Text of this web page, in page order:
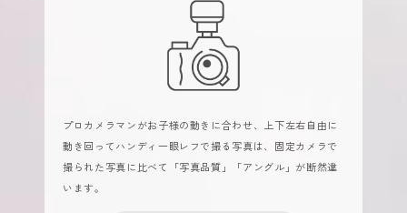
プロカメラマンがお子様の動きに合わせ、上下左右自由に
動き回ってハンディ一眼レフで撮る写真は、固定カメラで
撮られた写真に比べて「写真品質」「アングル」が断然違
います。